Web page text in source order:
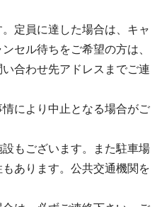
定員に達した場合は、キャ
セル待ちをご希望の方は、
い合わせ先アドレスまでご連
により中止となる場合がご
もございます。また駐車場
あります。公共交通機関を